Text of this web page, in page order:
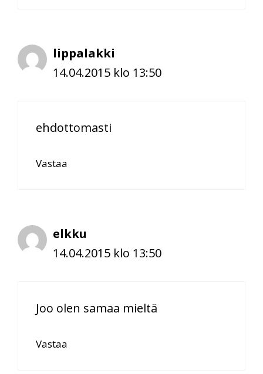
lippalakki
14.04.2015 klo 13:50
ehdottomasti
Vastaa
elkku
14.04.2015 klo 13:50
Joo olen samaa mieltä
Vastaa